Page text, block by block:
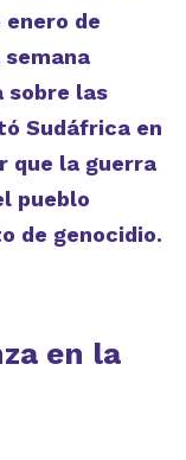
enero de
sobre las
Sudáfrica en
que la guerra
pueblo
de genocidio.
en la